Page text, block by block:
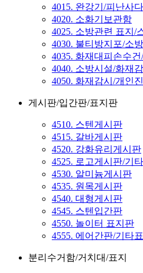
4015. 완강기/피난사다
4020. 소화기보관함
4025. 소방관련 표지/
4030. 불티방지포/소
4035. 화재대피손수
4040. 소방시설/화재감
4050. 화재감시/개인
게시판/입간판/표지판
4510. 스텐게시판
4515. 갈바게시판
4520. 강화유리게시판
4525. 로고게시판/기
4530. 알미늄게시판
4535. 원목게시판
4540. 대형게시판
4545. 스텐입간판
4550. 놀이터 표지판
4555. 에어간판/기타
분리수거함/거치대/표지